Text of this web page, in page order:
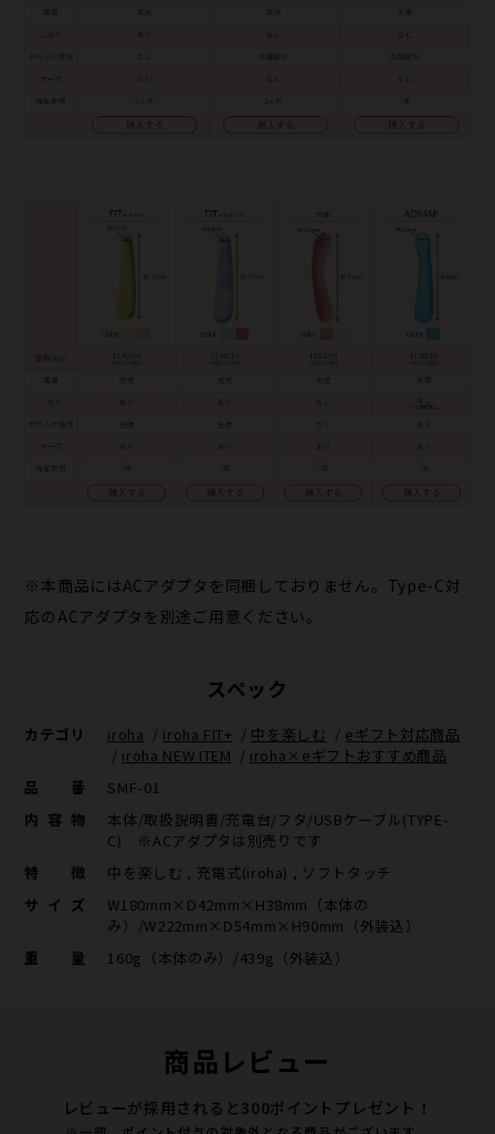
※本商品にはACアダプタを同梱しておりません。Type-C対
応のACアダプタを別途ご用意ください。
スペック
カテゴリ iroha / iroha FIT+ / 中を楽しむ / eギフト対応商品
/ iroha NEW ITEM / iroha×eギフトおすすめ商品
品番
SMF-01
内容物
本体/取扱説明書/充電台/フタ/USBケーブル(TYPE-
C) ※ACアダプタは別売りです
特徴
中を楽しむ , 充電式(iroha) , ソフトタッチ
サイズ
W180mm×D42mm×H38mm（本体の
み）/W222mm×D54mm×H90mm（外装込）
重量
160g（本体のみ）/439g（外装込）
商品レビュー
レビューが採用されると300ポイントプレゼント！